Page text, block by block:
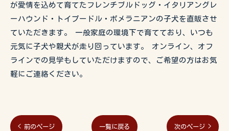
が愛情を込めて育てたフレンチブルドッグ・イタリアングレ
ーハウンド・トイプードル・ポメラニアンの子犬を直販させ
ていただきます。 一般家庭の環境下で育てており、いつも
元気に子犬や親犬が走り回っています。 オンライン、オフ
ラインでの見学もしていただけますので、ご希望の方はお気
軽にご連絡ください。
< 前のページ 一覧に戻る 次のページ >